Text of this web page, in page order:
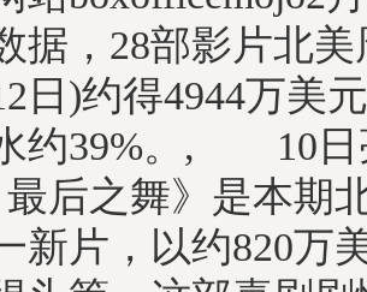
据，28部影片北
日)约得4944万美
约39%。, 10日
后之舞》是本期
新片，以约820万